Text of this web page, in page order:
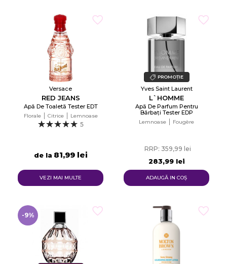
Versace
RED JEANS
Apă De Toaletă Tester EDT
Florale Citrice Lemnoase
5
de la 81,99 lei
VEZI MAI MULTE
PROMOȚIE
Yves Saint Laurent
L`HOMME
Apă De Parfum Pentru
Bărbați Tester EDP
Lemnoase Fougère
RRP: 359,99 lei
283,99 lei
ADAUGĂ IN COŞ
-9%
Numele listei de dorinte
Anuleaza
Creeaza o lista de dorinte